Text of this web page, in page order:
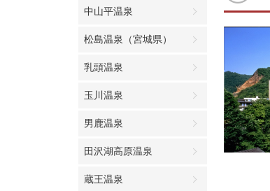
中山平温泉
松島温泉（宮城県）
乳頭温泉
玉川温泉
男鹿温泉
田沢湖高原温泉
蔵王温泉